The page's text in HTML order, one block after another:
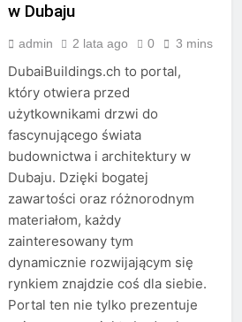
w Dubaju
admin 2 lata ago 0 3 mins
DubaiBuildings.ch to portal,
który otwiera przed
użytkownikami drzwi do
fascynującego świata
budownictwa i architektury w
Dubaju. Dzięki bogatej
zawartości oraz różnorodnym
materiałom, każdy
zainteresowany tym
dynamicznie rozwijającym się
rynkiem znajdzie coś dla siebie.
Portal ten nie tylko prezentuje